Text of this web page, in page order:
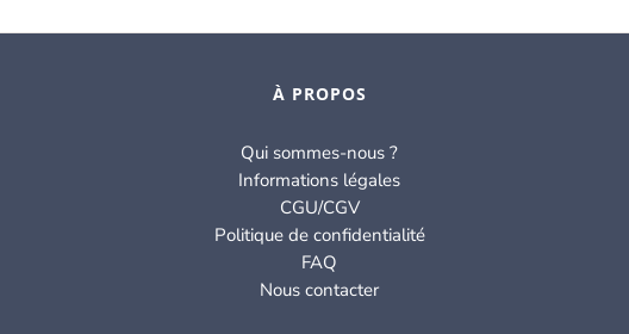
À PROPOS
Qui sommes-nous ?
Informations légales
CGU/CGV
Politique de confidentialité
FAQ
Nous contacter